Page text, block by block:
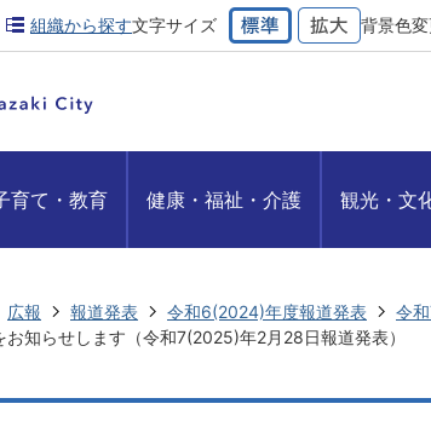
組織から探す文字サイズ 背景色変
育て・教育 健康・福祉・介護 観光・文
広報 報道発表 令和6(2024)年度報道発表
令
知らせします（令和7(2025)年2月28日報道発表）